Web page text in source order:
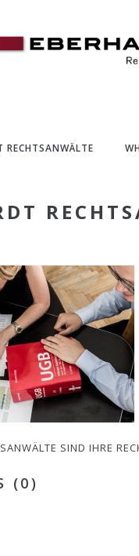
RECHTSANWÄLTE
SIND IHRE
(0)